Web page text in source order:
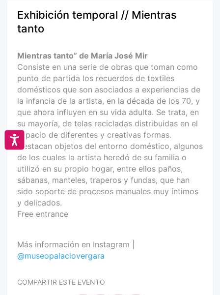
Accesibilidad
Exhibición temporal // Mientras
tanto
Mientras tanto” de María José Mir
Consiste en una serie de obras que toman como
punto de partida los recuerdos de textiles
domésticos que son asociados a experiencias de
la infancia de la artista, en la década de los 70, y
que ahora influyen en su vida adulta. Se trata, en
su mayoría, de telas recicladas distribuidas en el
espacio de diferentes y creativas formas.
Destacan objetos del entorno doméstico, algunos
de los cuales la artista heredó de su familia o
utilizó en su propio hogar, entre ellos paños,
sábanas, manteles, traperos y fundas, que han
sido soporte de procesos manuales muy íntimos
y delicados.
Free entrance
Más información en Instagram |
@museopalaciovergara
COMPARTIR ESTE EVENTO